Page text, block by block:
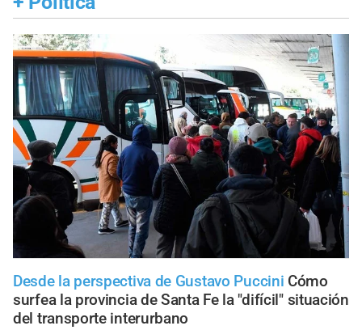
Desde la perspectiva de Gustavo Puccini Cómo
surfea la provincia de Santa Fe la "difícil" situación
del transporte interurbano